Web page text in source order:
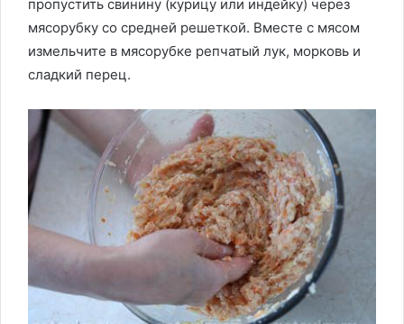
пропустить свинину (курицу или индейку) через
мясорубку со средней решеткой. Вместе с мясом
измельчите в мясорубке репчатый лук, морковь и
сладкий перец.